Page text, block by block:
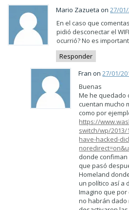
Mario Zazueta on27/
En el caso que
pidió desconectar el
ocurrió? No es
Responder
Fran on27/01/
Buenas
Me he quedado
cuentan mucho
como por
https://
switch/wp/
have-hacked-
donde
que pasó
Homeland
un político así a
Imagino que
no habrán dado